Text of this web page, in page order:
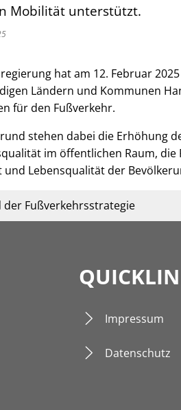
Mobilität unterstützt.
hat am 12. Februar
Ländern und Kommunen
für den Fußverkehr.
stehen dabei die Erhöhung
im öffentlichen Raum,
und Lebensqualität der
der Fußverkehrsstrategie
Impressum
Datenschutz